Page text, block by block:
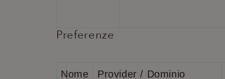
Preferenze
Nome Provider / Dominio